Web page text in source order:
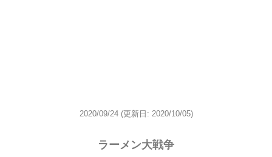
2020/09/24 (更新日: 2020/10/05)
ラーメン大戦争